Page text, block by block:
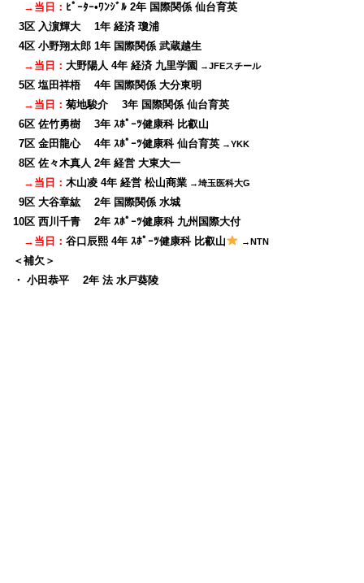
→当日： ﾋﾟｰﾀｰ•ﾜﾝｼﾞﾙ 2年 国際関係 仙台育英
03区 入濵輝大 1年 経済 瓊浦
04区 小野翔太郎 1年 国際関係 武蔵越生
→当日：大野陽人 4年 経済 九里学園 →JFEスチール
05区 塩田祥梧 4年 国際関係 大分東明
→当日：菊地駿介 3年 国際関係 仙台育英
06区 佐竹勇樹 3年 ｽﾎﾟｰﾂ健康科 比叡山
07区 金田龍心 4年 ｽﾎﾟｰﾂ健康科 仙台育英 →YKK
08区 佐々木真人 2年 経営 大東大一
→当日：木山凌 4年 経営 松山商業 →埼玉医科大G
09区 大谷章紘 2年 国際関係 水城
10区 西川千青 2年 ｽﾎﾟｰﾂ健康科 九州国際大付
→当日：谷口辰熙 4年 ｽﾎﾟｰﾂ健康科 比叡山 →NTN
＜補欠＞
・ 小田恭平 2年 法 水戸葵陵